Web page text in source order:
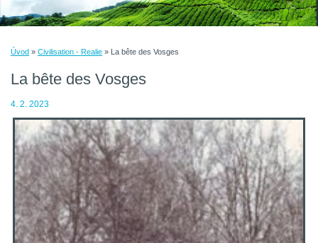
Úvod » Civilisation - Realie » La bête des Vosges
La bête des Vosges
4. 2. 2023